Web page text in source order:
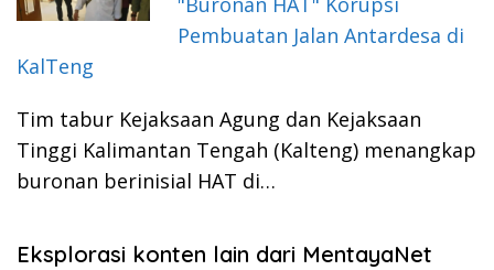
Pembuatan Jalan Antardesa di
KalTeng
Tim tabur Kejaksaan Agung dan Kejaksaan
Tinggi Kalimantan Tengah (Kalteng) menangkap
buronan berinisial HAT di…
Eksplorasi konten lain dari MentayaNet